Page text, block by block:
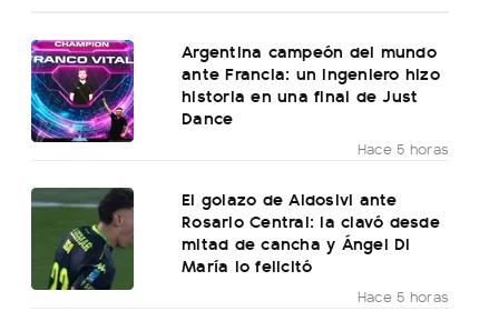
Argentina campeón del mundo
ante Francia: un ingeniero hizo
historia en una final de Just
Dance
Hace 5 horas
El golazo de Aldosivi ante
Rosario Central: la clavó desde
mitad de cancha y Ángel Di
María lo felicitó
Hace 5 horas